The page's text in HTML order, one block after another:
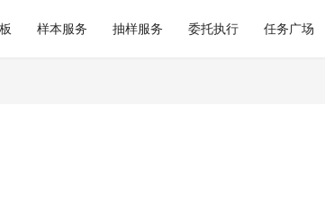
样本服务 抽样服务 委托执行 任务广场